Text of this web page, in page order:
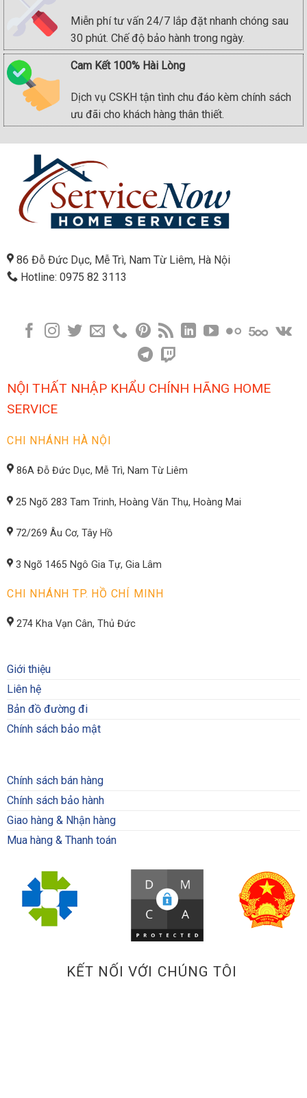
Miễn phí tư vấn 24/7 lắp đặt nhanh chóng sau
30 phút. Chế độ bảo hành trong ngày.
Cam Kết 100% Hài Lòng
Dịch vụ CSKH tận tình chu đáo kèm chính sách
ưu đãi cho khách hàng thân thiết.
86 Đỗ Đức Dục, Mễ Trì, Nam Từ Liêm, Hà Nội
Hotline: 0975 82 3113
NỘI THẤT NHẬP KHẨU CHÍNH HÃNG HOME
SERVICE
CHI NHÁNH HÀ NỘI
86A Đỗ Đức Dục, Mễ Trì, Nam Từ Liêm
25 Ngõ 283 Tam Trinh, Hoàng Văn Thụ, Hoàng Mai
72/269 Âu Cơ, Tây Hồ
3 Ngõ 1465 Ngô Gia Tự, Gia Lâm
CHI NHÁNH TP. HỒ CHÍ MINH
274 Kha Vạn Cân, Thủ Đức
Giới thiệu
Liên hệ
Bản đồ đường đi
Chính sách bảo mật
Chính sách bán hàng
Chính sách bảo hành
Giao hàng & Nhận hàng
Mua hàng & Thanh toán
KẾT NỐI VỚI CHÚNG TÔI